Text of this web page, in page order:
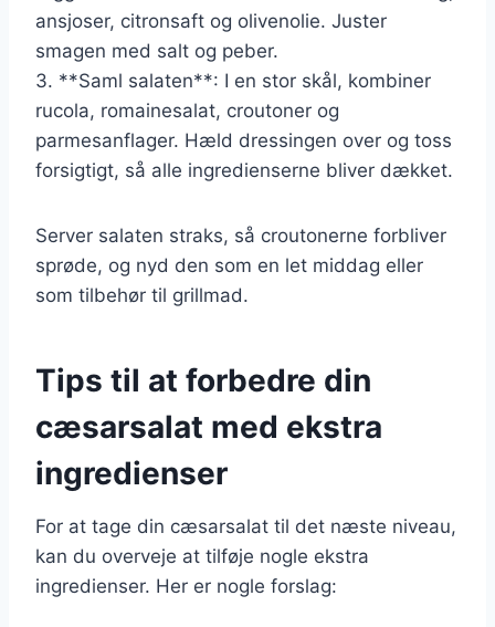
ansjoser, citronsaft og olivenolie. Juster
smagen med salt og peber.
3. **Saml salaten**: I en stor skål, kombiner
rucola, romainesalat, croutoner og
parmesanflager. Hæld dressingen over og toss
forsigtigt, så alle ingredienserne bliver dækket.
Server salaten straks, så croutonerne forbliver
sprøde, og nyd den som en let middag eller
som tilbehør til grillmad.
Tips til at forbedre din
cæsarsalat med ekstra
ingredienser
For at tage din cæsarsalat til det næste niveau,
kan du overveje at tilføje nogle ekstra
ingredienser. Her er nogle forslag: